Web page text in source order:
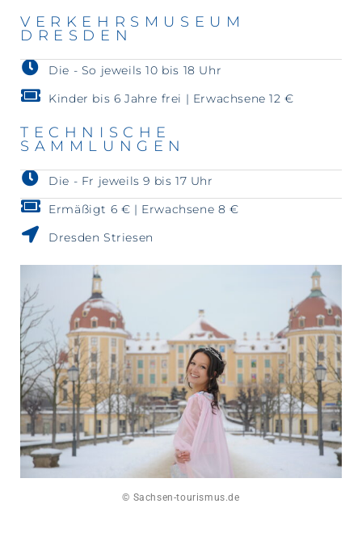
VERKEHRSMUSEUM
DRESDEN
Die - So jeweils 10 bis 18 Uhr
Kinder bis 6 Jahre frei | Erwachsene 12 €
TECHNISCHE
SAMMLUNGEN
Die - Fr jeweils 9 bis 17 Uhr
Ermäßigt 6 € | Erwachsene 8 €
Dresden Striesen
© Sachsen-tourismus.de